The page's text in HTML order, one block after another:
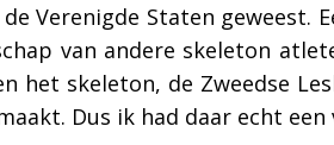
Verenigde Staten geweest.
van andere skeleton
het skeleton, de Zweedse
Dus ik had daar echt een